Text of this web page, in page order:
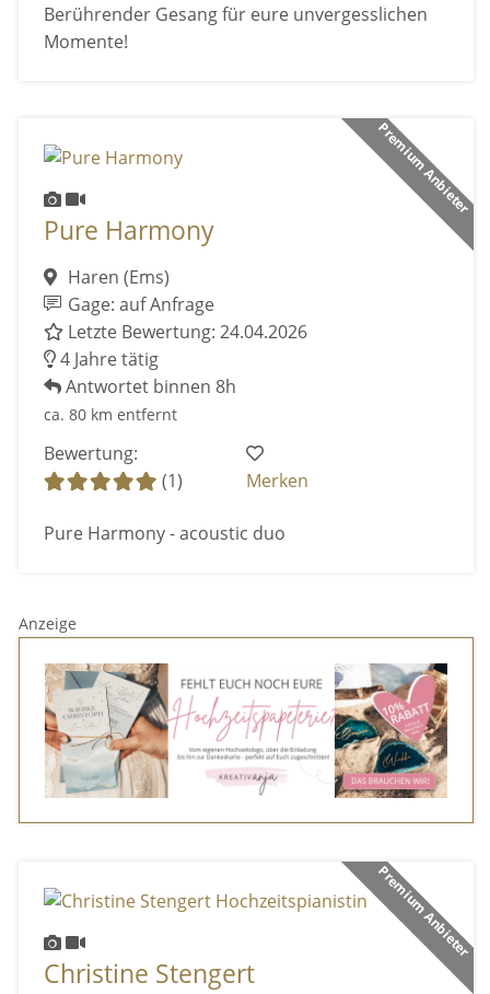
Berührender Gesang für eure unvergesslichen
Momente!
Premium Anbieter
Pure Harmony
Haren (Ems)
Gage: auf Anfrage
Letzte Bewertung: 24.04.2026
4 Jahre tätig
Antwortet binnen 8h
ca. 80 km entfernt
Bewertung:
(1)
Merken
Pure Harmony - acoustic duo
Anzeige
Premium Anbieter
Christine Stengert